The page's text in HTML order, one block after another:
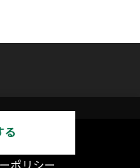
る